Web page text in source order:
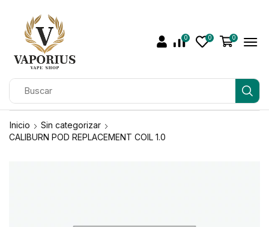
0 0 0
Inicio
Sin categorizar
CALIBURN POD REPLACEMENT COIL 1.0